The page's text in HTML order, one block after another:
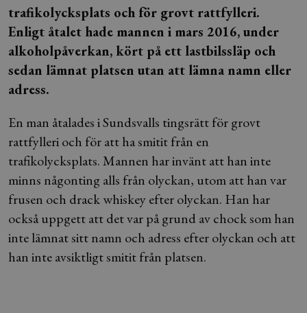
trafikolycksplats och för grovt rattfylleri.
Enligt åtalet hade mannen i mars 2016, under
alkoholpåverkan, kört på ett lastbilssläp och
sedan lämnat platsen utan att lämna namn eller
adress.
En man åtalades i Sundsvalls tingsrätt för grovt
rattfylleri och för att ha smitit från en
trafikolycksplats. Mannen har invänt att han inte
minns någonting alls från olyckan, utom att han var
frusen och drack whiskey efter olyckan. Han har
också uppgett att det var på grund av chock som han
inte lämnat sitt namn och adress efter olyckan och att
han inte avsiktligt smitit från platsen.